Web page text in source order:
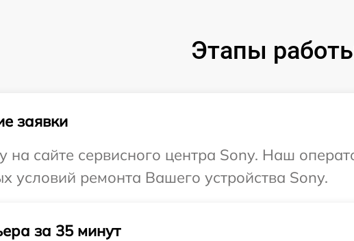
Этапы
заявки
на сайте сервисного центра Sony. Наш
условий ремонта Вашего устройства Sony.
за 35 минут